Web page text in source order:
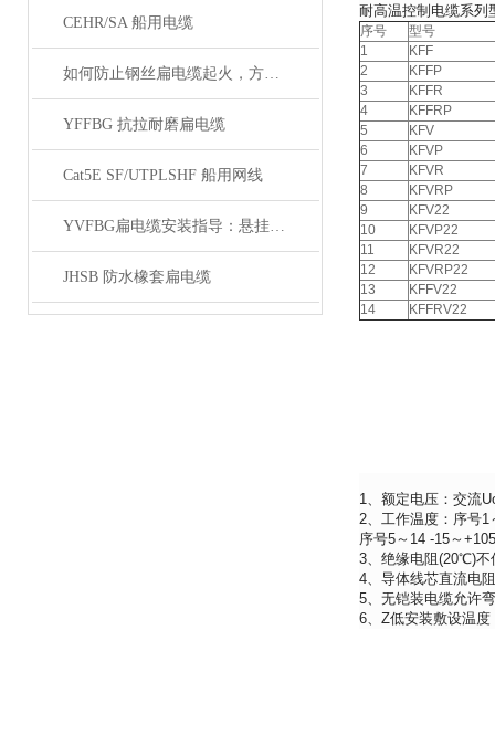
CEHR/SA 船用电缆
如何防止钢丝扁电缆起火，方法有哪些？
YFFBG 抗拉耐磨扁电缆
Cat5E SF/UTPLSHF 船用网线
YVFBG扁电缆安装指导：悬挂张力控制、弯曲半径与卷筒收放要点
JHSB 防水橡套扁电缆
耐高温控制电缆系列
序号
型号
1
KFF
2
KFFP
3
KFFR
4
KFFRP
5
KFV
6
KFVP
7
KFVR
8
KFVRP
9
KFV22
10
KFVP22
11
KFVR22
12
KFVRP22
13
KFFV22
14
KFFRV22
1、额定电压：交流
2、工作温度：序号
序号5～14 -15～
3、绝缘电阻(20℃)不
4、导体线芯直流电
5、无铠装电缆允许
6、Z低安装敷设温